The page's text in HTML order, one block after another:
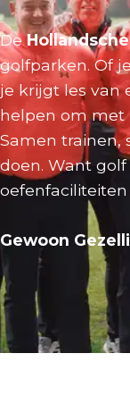
De
golfparken. Of
je krijgt les van
helpen om met
Samen trainen,
doen. Want
Gewoon